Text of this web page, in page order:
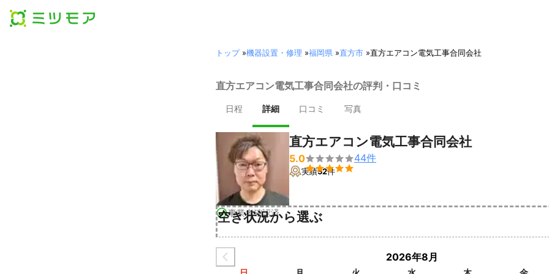
トップ»機器設置・修理 »福岡県 »直方市 »直方エアコン電気工事合同会社
直方エアコン電気工事合同会社の評判・口コミ
日程 詳細 口コミ 写真
事業者確認済
直方エアコン電気工事合同会社
5.0

44件
実績52件
空き状況から選ぶ
2026年8月